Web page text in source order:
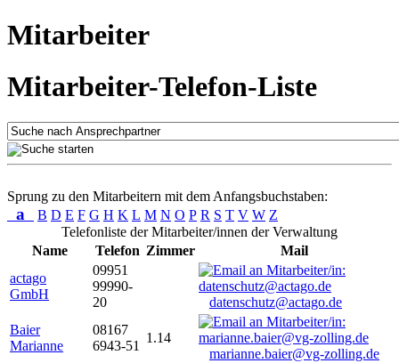
Mitarbeiter
Mitarbeiter-Telefon-Liste
Sprung zu den Mitarbeitern mit dem Anfangsbuchstaben:
a B D E F G H K L M N O P R S T V W Z
Telefonliste der Mitarbeiter/innen der Verwaltung
Name
Telefon Zimmer
Mail
actago
GmbH
09951
99990-
20
datenschutz@actago.de
Baier
Marianne
08167
6943-51
1.14
marianne.baier@vg-zolling.de